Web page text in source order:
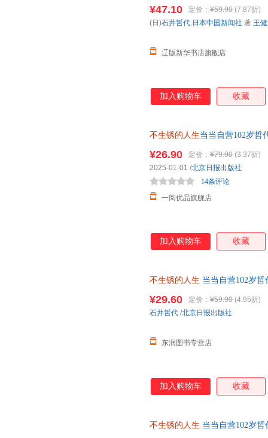
★ 哲代奶奶金句语录，慢慢读
点，心就亮起来了。3愿望很多
¥47.10 定价： ¥59.90 (7.87折)
辽版新华书店旗舰店
(日)石井哲代,日本中国新闻社 著 王
加入购物车 收藏
不生锈的人生当当自营102岁哲
¥26.90 定价： ¥79.90 (3.37折)
一阅优品旗舰店
14条评论
2025-01-01 /北京日报出版社
加入购物车 收藏
不生锈的人生 当当自营102岁
¥29.60 定价： ¥59.90 (4.95折)
东润图书专营店
石井哲代 /北京日报出版社
加入购物车 收藏
不生锈的人生 当当自营102岁